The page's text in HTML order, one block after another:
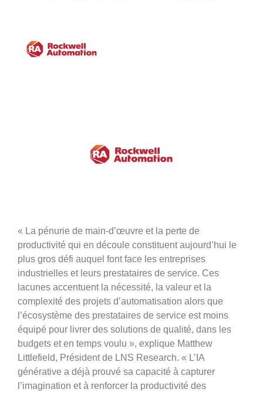
« La pénurie de main-d’œuvre et la perte de
productivité qui en découle constituent aujourd’hui le
plus gros défi auquel font face les entreprises
industrielles et leurs prestataires de service. Ces
lacunes accentuent la nécessité, la valeur et la
complexité des projets d’automatisation alors que
l’écosystème des prestataires de service est moins
équipé pour livrer des solutions de qualité, dans les
budgets et en temps voulu », explique Matthew
Littlefield, Président de LNS Research. « L’IA
générative a déjà prouvé sa capacité à capturer
l’imagination et à renforcer la productivité des